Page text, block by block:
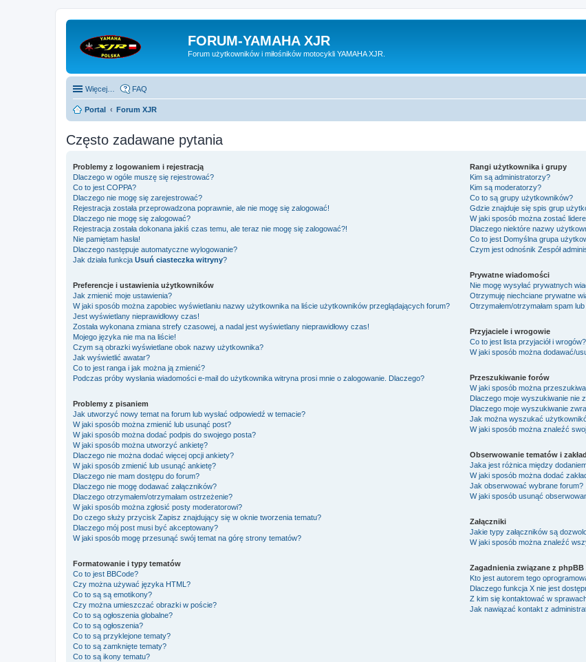
FORUM-YAMAHA XJR
Forum użytkowników i miłośników motocykli YAMAHA XJR.
Więcej… FAQ
Portal Forum XJR
Często zadawane pytania
Problemy z logowaniem i rejestracją
Dlaczego w ogóle muszę się rejestrować?
Co to jest COPPA?
Dlaczego nie mogę się zarejestrować?
Rejestracja została przeprowadzona poprawnie, ale nie mogę się zalogować!
Dlaczego nie mogę się zalogować?
Rejestracja została dokonana jakiś czas temu, ale teraz nie mogę się zalogować?!
Nie pamiętam hasła!
Dlaczego następuje automatyczne wylogowanie?
Jak działa funkcja Usuń ciasteczka witryny?
Preferencje i ustawienia użytkowników
Jak zmienić moje ustawienia?
W jaki sposób można zapobiec wyświetlaniu nazwy użytkownika na liście użytkowników przeglądających forum?
Jest wyświetlany nieprawidłowy czas!
Została wykonana zmiana strefy czasowej, a nadal jest wyświetlany nieprawidłowy czas!
Mojego języka nie ma na liście!
Czym są obrazki wyświetlane obok nazwy użytkownika?
Jak wyświetlić awatar?
Co to jest ranga i jak można ją zmienić?
Podczas próby wysłania wiadomości e-mail do użytkownika witryna prosi mnie o zalogowanie. Dlaczego?
Problemy z pisaniem
Jak utworzyć nowy temat na forum lub wysłać odpowiedź w temacie?
W jaki sposób można zmienić lub usunąć post?
W jaki sposób można dodać podpis do swojego posta?
W jaki sposób można utworzyć ankietę?
Dlaczego nie można dodać więcej opcji ankiety?
W jaki sposób zmienić lub usunąć ankietę?
Dlaczego nie mam dostępu do forum?
Dlaczego nie mogę dodawać załączników?
Dlaczego otrzymałem/otrzymałam ostrzeżenie?
W jaki sposób można zgłosić posty moderatorowi?
Do czego służy przycisk Zapisz znajdujący się w oknie tworzenia tematu?
Dlaczego mój post musi być akceptowany?
W jaki sposób mogę przesunąć swój temat na górę strony tematów?
Formatowanie i typy tematów
Co to jest BBCode?
Czy można używać języka HTML?
Co to są są emotikony?
Czy można umieszczać obrazki w poście?
Co to są ogłoszenia globalne?
Co to są ogłoszenia?
Co to są przyklejone tematy?
Co to są zamknięte tematy?
Co to są ikony tematu?
Rangi użytkownika i grupy
Kim są administratorzy?
Kim są moderatorzy?
Co to są grupy użytkowników?
Gdzie znajduje się spis grup
W jaki sposób można zostać
Dlaczego niektóre nazwy
Co to jest Domyślna grupa
Czym jest odnośnikZespół
Prywatne wiadomości
Nie mogę wysyłać prywatnych
Otrzymuję niechciane prywatne
Otrzymałem/otrzymałam spam
Przyjaciele i wrogowie
Co to jest lista przyjaciół i wrogów?
W jaki sposób można dodawać/
Przeszukiwanie forów
W jaki sposób można
Dlaczego moje wyszukiwanie nie
Dlaczego moje wyszukiwanie
Jak można wyszukać
W jaki sposób można znaleźć
Obserwowanie tematów i
Jaka jest różnica między
W jaki sposób można dodać
Jak obserwować wybrane forum?
W jaki sposób usunąć
Załączniki
Jakie typy załączników są
W jaki sposób można znaleźć
Zagadnienia związane z phpBB
Kto jest autorem tego
Dlaczego funkcja X nie jest
Z kim się kontaktować w
Jak nawiązać kontakt z